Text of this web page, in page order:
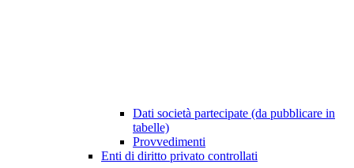
Dati società partecipate (da pubblicare in
tabelle)
Provvedimenti
Enti di diritto privato controllati